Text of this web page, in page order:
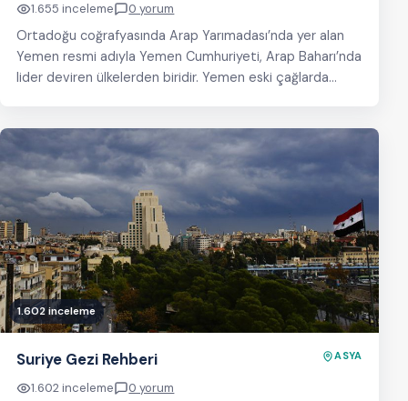
1.655 inceleme 0 yorum
Ortadoğu coğrafyasında Arap Yarımadası’nda yer alan
Yemen resmi adıyla Yemen Cumhuriyeti, Arap Baharı’nda
lider deviren ülkelerden biridir. Yemen eski çağlarda
1.602 inceleme
Suriye Gezi Rehberi ASYA
1.602 inceleme 0 yorum